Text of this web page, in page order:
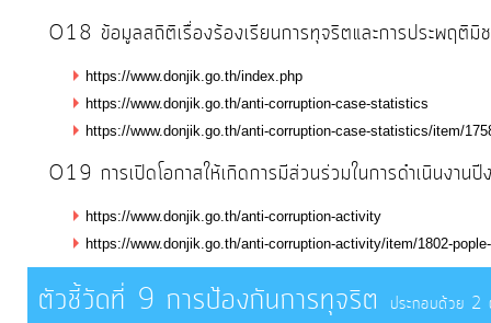
O18 ข้อมูลสถิติเรื่องร้องเรียนการทุจริตและการประพฤ
https://www.donjik.go.th/index.php
https://www.donjik.go.th/anti-corruption-case-statistics
https://www.donjik.go.th/anti-corruption-case-statistics/item/
O19 การเปิดโอกาสให้เกิดการมีส่วนร่วมในการดำเนินงา
https://www.donjik.go.th/anti-corruption-activity
https://www.donjik.go.th/anti-corruption-activity/item/1802-
ตัวชี้วัดที่ 9 การป้องกันการทุจริต ประกอบด้วย